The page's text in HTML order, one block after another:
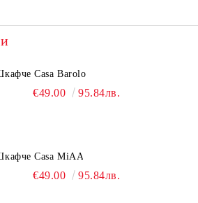
Casa Barolo
€49.00 95.84лв.
Casa MiAA
€49.00 95.84лв.